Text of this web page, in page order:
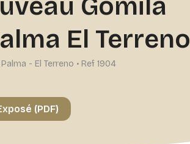
Gomila
El Terreno
Palma - El Terreno • Ref 1904
(PDF)